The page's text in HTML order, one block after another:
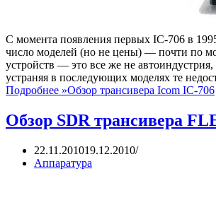
С момента появления первых IC-706 в
число моделей (но не цены) — почти по
устройств — это все же не
устраняя в последующих моделях те
Подробнее »Обзор трансивера Icom IC-706
Обзор SDR трансивера
22.11.201019.12.2010
Аппаратура